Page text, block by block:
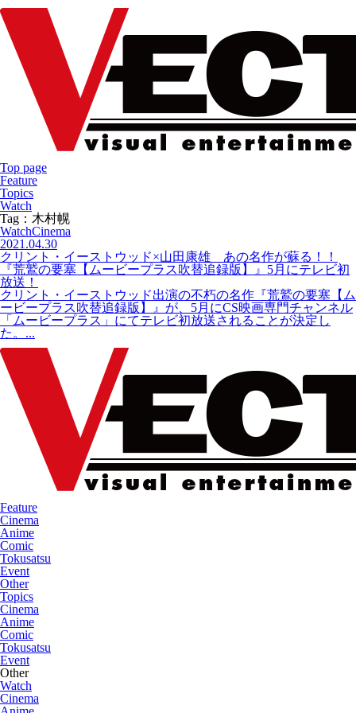
Top page
Feature
Topics
Watch
Tag：木村幌
WatchCinema
2021.04.30
クリント・イーストウッド×山田康雄 あの名作が蘇る！！
『荒鷲の要塞【ムービープラス吹替追録版】』5月にテレビ初
放送！
クリント・イーストウッド出演の不朽の名作『荒鷲の要塞【ム
ービープラス吹替追録版】』が、5月にCS映画専門チャンネル
「ムービープラス」にてテレビ初放送されることが決定し
た。...
Feature
Cinema
Anime
Comic
Tokusatsu
Event
Other
Topics
Cinema
Anime
Comic
Tokusatsu
Event
Other
Watch
Cinema